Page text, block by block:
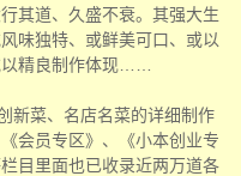
其道、久盛不衰。其强大生
味独特、或鲜美可口、或以
精良制作体现……
新菜、名店名菜的详细制作
会员专区》、《小本创业专
目里面也已收录近两万道各